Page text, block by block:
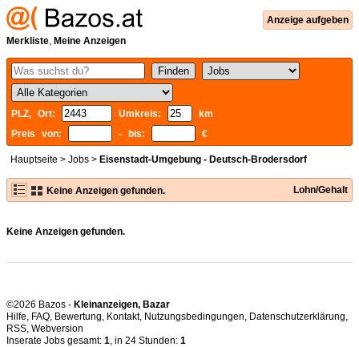
Anzeige aufgeben
Merkliste, Meine Anzeigen
PLZ, Ort: Umkreis:
km
Preis von:
- bis: €
Hauptseite > Jobs > Eisenstadt-Umgebung - Deutsch-Brodersdorf
Keine Anzeigen gefunden. Lohn/Gehalt
Keine Anzeigen gefunden.
©2026 Bazos - Kleinanzeigen, Bazar
Hilfe, FAQ, Bewertung, Kontakt, Nutzungsbedingungen, Datenschutzerklärung,
RSS,
Inserate Jobs gesamt: 1, in 24 Stunden: 1